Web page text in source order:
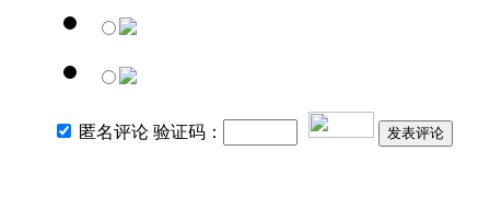
匿名评论 验证码： 发表评论